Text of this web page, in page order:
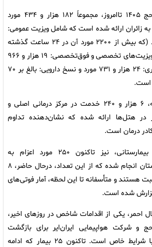
از ابتدای عملیات حج ۱۴۰۵ تاامروز، مجموعاً ۱۸۲ هزار و ۴۳۴ مورد
زائران ارائه شده است که شامل ویزیت‌ عمومی:
۶۷ هزار و ۶۴۸ مورد (که بیش از ۲۲۰۰ مورد آن در ۲۴ ساعت گذشته
انجام شده است)، ویزیت‌های تخصصی و فوق‌تخصصی: ۱۹ هزار و ۹۶۶
مورد، خدمات پرستاری: ۲۴ هزار و ۷۳۱ مورد و نسخ دارویی: بالغ بر ۷۰
در شبانه‌روز گذشته، ۶ هزار و ۲۴۰ خدمت در مرکز درمانی اصلی و
در هتل‌ها ارائه شده که نشان‌دهنده تداوم
درمان است.
در بخش خدمات بیمارستانی، نیز تاکنون ۲۵۰ مورد اعزام به
بیمارستان‌های عربستان انجام شده که از این تعداد، درحال حاضر، ۸
هستند و متأسفانه تا این لحظه، آمار فوتی‌های
احمر، یکی از اقدامات شاخص در روزهای اخیر،
و شرکت هواپیمایی ایران‌ایر برای بازگشت
زودهنگام بیماران با شرایط خاص است. تاکنون ۲۵ بیمار که ادامه